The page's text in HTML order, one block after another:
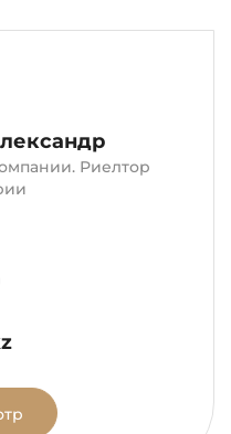
Риелтор